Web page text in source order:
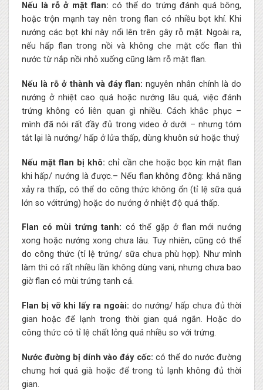
Nếu là rỗ ở mặt flan: có thể do trứng đánh quá bông,
hoặc trộn mạnh tay nên trong flan có nhiều bọt khí. Khi
nướng các bọt khí này nổi lên trên gây rỗ mặt. Ngoài ra,
nếu hấp flan trong nồi và không che mặt cốc flan thì
nước từ nắp nồi nhỏ xuống cũng làm rỗ mặt flan.
Nếu là rỗ ở thành và đáy flan: nguyên nhân chính là do
nướng ở nhiệt cao quá hoặc nướng lâu quá, việc đánh
trứng không có liên quan gì nhiều. Cách khắc phục –
mình đã nói rất đầy đủ trong video ở dưới – nhưng tóm
tắt lại là nướng/ hấp ở lửa thấp, dùng khuôn sứ hoặc thuỷ
Nếu mặt flan bị khô: chỉ cần che hoặc bọc kín mặt flan
khi hấp/ nướng là được.– Nếu flan không đông: khả năng
xảy ra thấp, có thể do công thức không ổn (tỉ lệ sữa quá
lớn so vớitrứng) hoặc do nướng ở nhiệt độ quá thấp.
Flan có mùi trứng tanh: có thể gặp ở flan mới nướng
xong hoặc nướng xong chưa lâu. Tuy nhiên, cũng có thể
do công thức (tỉ lệ trứng/ sữa chưa phù hợp). Như mình
làm thì có rất nhiều lần không dùng vani, nhưng chưa bao
giờ flan có mùi trứng tanh cả.
Flan bị vỡ khi lấy ra ngoài: do nướng/ hấp chưa đủ thời
gian hoặc để lạnh trong thời gian quá ngắn. Hoặc do
công thức có tỉ lệ chất lỏng quá nhiều so với trứng.
Nước đường bị dính vào đáy cốc: có thể do nước đường
chưng hơi quá già hoặc để trong tủ lạnh không đủ thời
gian.